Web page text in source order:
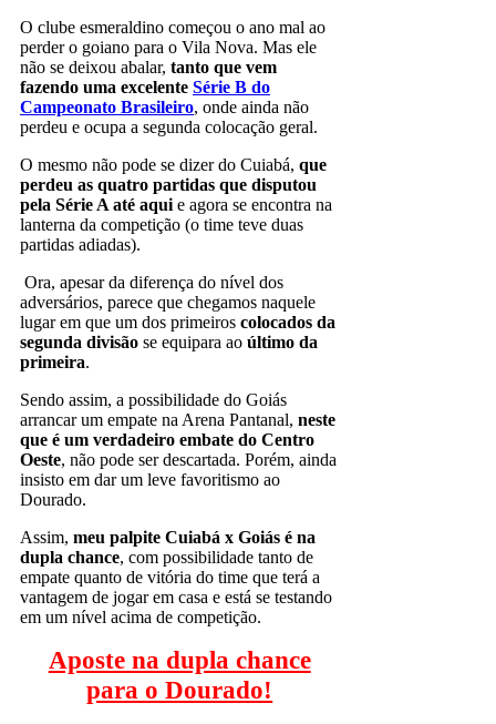
O clube esmeraldino começou o ano mal ao
perder o goiano para o Vila Nova. Mas ele
não se deixou abalar, tanto que vem
fazendo uma excelente Série B do
Campeonato Brasileiro, onde ainda não
perdeu e ocupa a segunda colocação geral.
O mesmo não pode se dizer do Cuiabá, que
perdeu as quatro partidas que disputou
pela Série A até aqui e agora se encontra na
lanterna da competição (o time teve duas
partidas adiadas).
Ora, apesar da diferença do nível dos
adversários, parece que chegamos naquele
lugar em que um dos primeiros colocados da
segunda divisão se equipara ao último da
primeira.
Sendo assim, a possibilidade do Goiás
arrancar um empate na Arena Pantanal, neste
que é um verdadeiro embate do Centro
Oeste, não pode ser descartada. Porém, ainda
insisto em dar um leve favoritismo ao
Dourado.
Assim, meu palpite Cuiabá x Goiás é na
dupla chance, com possibilidade tanto de
empate quanto de vitória do time que terá a
vantagem de jogar em casa e está se testando
em um nível acima de competição.
Aposte na dupla chance
para o Dourado!